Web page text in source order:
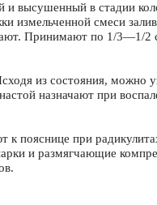
и высушенный в стадии
измельченной смеси
Принимают по 1/3—1/2
из состояния, можно
назначают при
к пояснице при
и размягчающие